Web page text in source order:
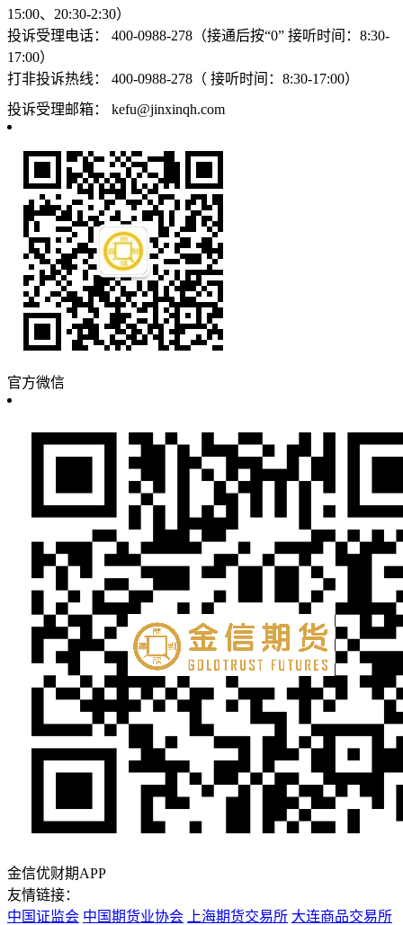
15:00、20:30-2:30）
投诉受理电话：
400-0988-278（接通后按“0” 接听时间：8:30-
17:00）
打非投诉热线：
400-0988-278（ 接听时间：8:30-17:00）
投诉受理邮箱：
kefu@jinxinqh.com
官方微信
金信优财期APP
友情链接：
中国证监会 中国期货业协会 上海期货交易所 大连商品交易所